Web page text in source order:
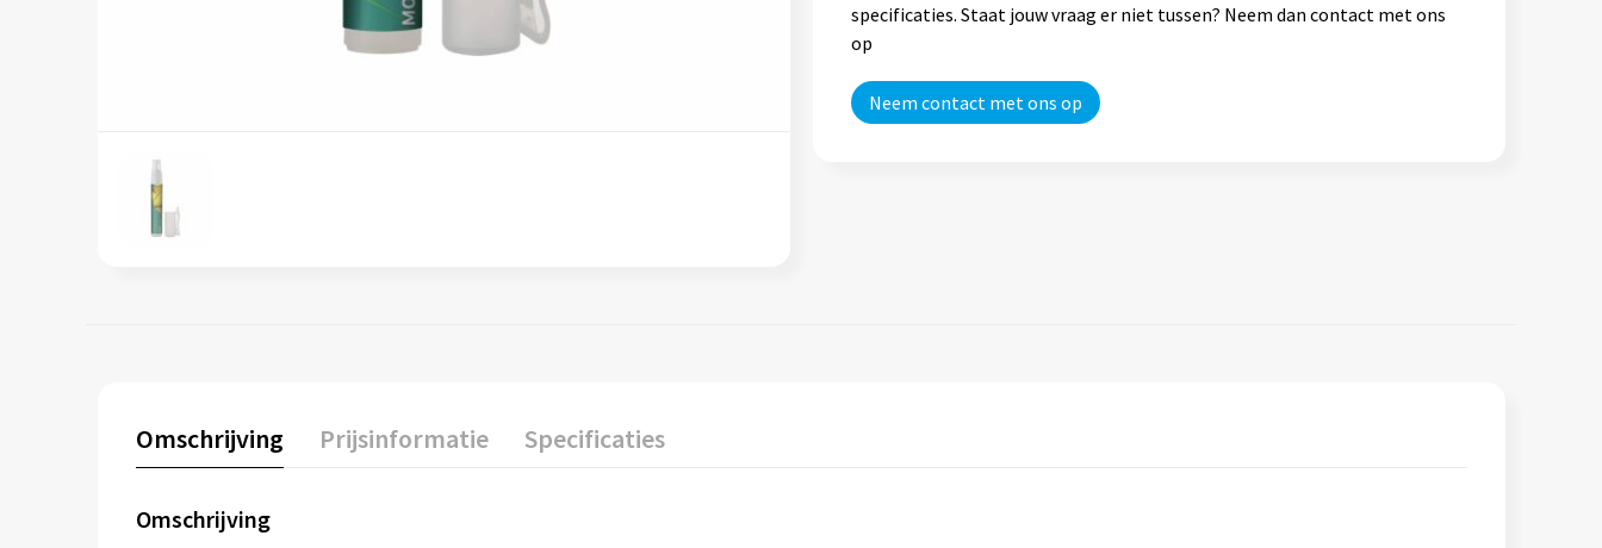
specificaties. Staat jouw vraag er niet tussen? Neem dan contact met ons
op
Neem contact met ons op
Omschrijving Prijsinformatie Specificaties
Omschrijving